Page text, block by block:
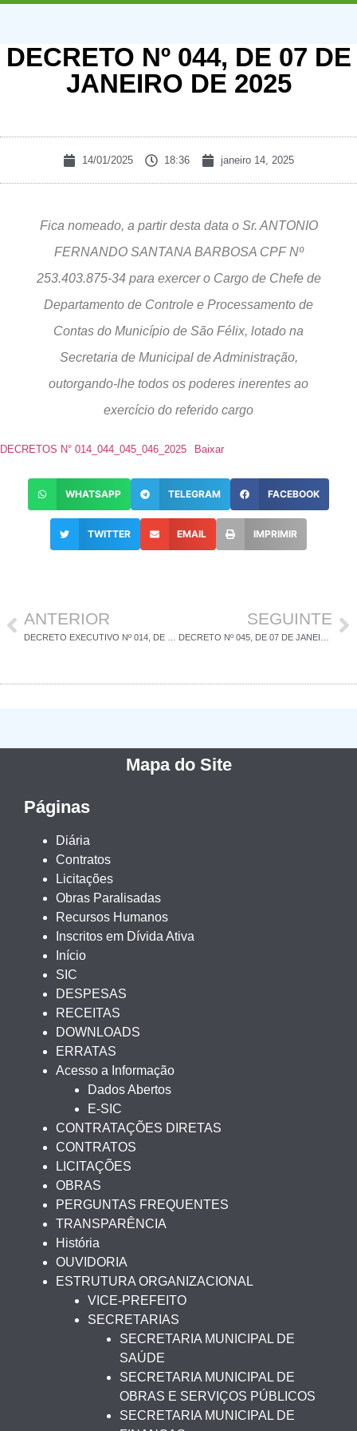
DECRETO Nº 044, DE 07 DE
JANEIRO DE 2025
14/01/2025 18:36 janeiro 14, 2025
Fica nomeado, a partir desta data o Sr. ANTONIO
FERNANDO SANTANA BARBOSA CPF Nº
253.403.875-34 para exercer o Cargo de Chefe de
Departamento de Controle e Processamento de
Contas do Município de São Félix, lotado na
Secretaria de Municipal de Administração,
outorgando-lhe todos os poderes inerentes ao
exercício do referido cargo
DECRETOS N° 014_044_045_046_2025 Baixar
WHATSAPP TELEGRAM FACEBOOK
TWITTER EMAIL IMPRIMIR
ANTERIOR SEGUINTE
Mapa do Site
Páginas
Diária
Contratos
Licitações
Obras Paralisadas
Recursos Humanos
Inscritos em Dívida Ativa
Início
SIC
DESPESAS
RECEITAS
DOWNLOADS
ERRATAS
Acesso a Informação
Dados Abertos
E-SIC
CONTRATAÇÕES DIRETAS
CONTRATOS
LICITAÇÕES
OBRAS
PERGUNTAS FREQUENTES
TRANSPARÊNCIA
História
OUVIDORIA
ESTRUTURA ORGANIZACIONAL
VICE-PREFEITO
SECRETARIAS
SECRETARIA MUNICIPAL DE
SAÚDE
SECRETARIA MUNICIPAL DE
OBRAS E SERVIÇOS PÚBLICOS
SECRETARIA MUNICIPAL DE